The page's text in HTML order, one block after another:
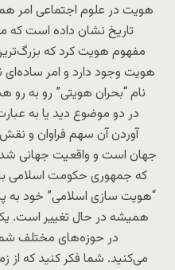
هویت در علوم اجتماعی امر
تاریخ نشان داده است که
مفهوم هویت کرد که
هویت وجود دارد و امر ساده‌ای
نام “بحران هویتی” رو به رو
در دو موضوع دید یا به
آوردن آن سهم فراوان و
جهان است و واقعیت جهانی
که جمهوری حکومت اسلامی
“هویت سازی اسلامی” خود به
همیشه در حال تغییر است.
در حوزه‌های مختلف
می‌کنید. شما فکر کنید که از